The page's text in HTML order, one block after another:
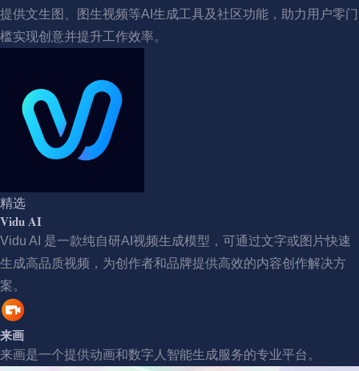
提供文生图、图生视频等AI生成工具及社区功能，助力用户零门
槛实现创意并提升工作效率。
精选
Vidu AI
Vidu AI 是一款纯自研AI视频生成模型，可通过文字或图片快速
生成高品质视频，为创作者和品牌提供高效的内容创作解决方
案。
来画
来画是一个提供动画和数字人智能生成服务的专业平台。